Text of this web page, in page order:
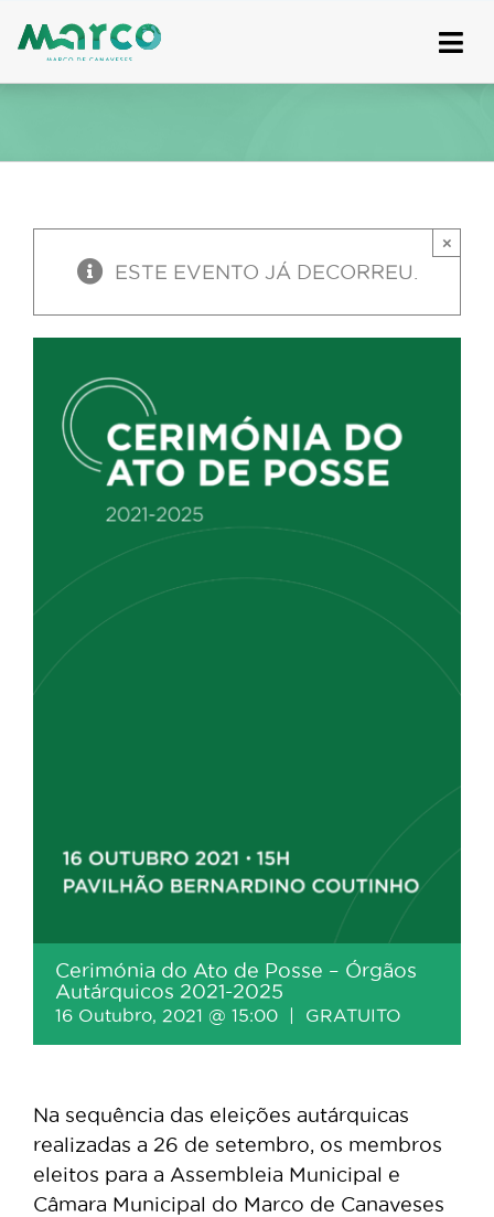
to
ESTE EVENTO JÁ DECORREU.
×
Cerimónia do Ato de Posse – Órgãos
Autárquicos 2021-2025
16 Outubro, 2021 @ 15:00 GRATUITO
Na sequência das eleições autárquicas
realizadas a 26 de setembro, os membros
eleitos para a Assembleia Municipal e
Câmara Municipal do Marco de Canaveses